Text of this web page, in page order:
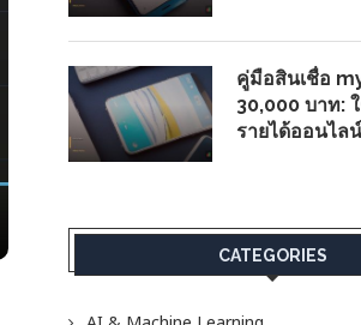
คู่มือสินเชื่อ
30,000 บาท:
รายได้ออนไล
CATEGORIES